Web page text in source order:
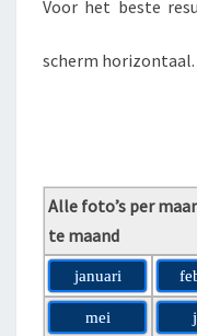
Voor het beste
scherm horizontaal.
Alle foto’s per
te maand
januari
mei